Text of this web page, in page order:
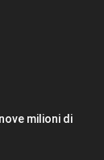
milioni di